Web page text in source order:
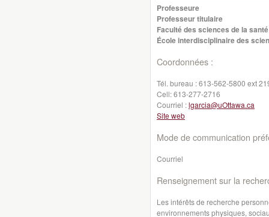
Professeure
Professeur titulaire
Faculté des sciences de la santé
École interdisciplinaire des
Coordonnées :
Tél. bureau :613-562-5800 ext
Cell:613-277-2716
Courriel :lgarcia@uOttawa.ca
Site web
Mode de communication
Courriel
Renseignement sur la
Les intérêts de recherche
environnements physiques,